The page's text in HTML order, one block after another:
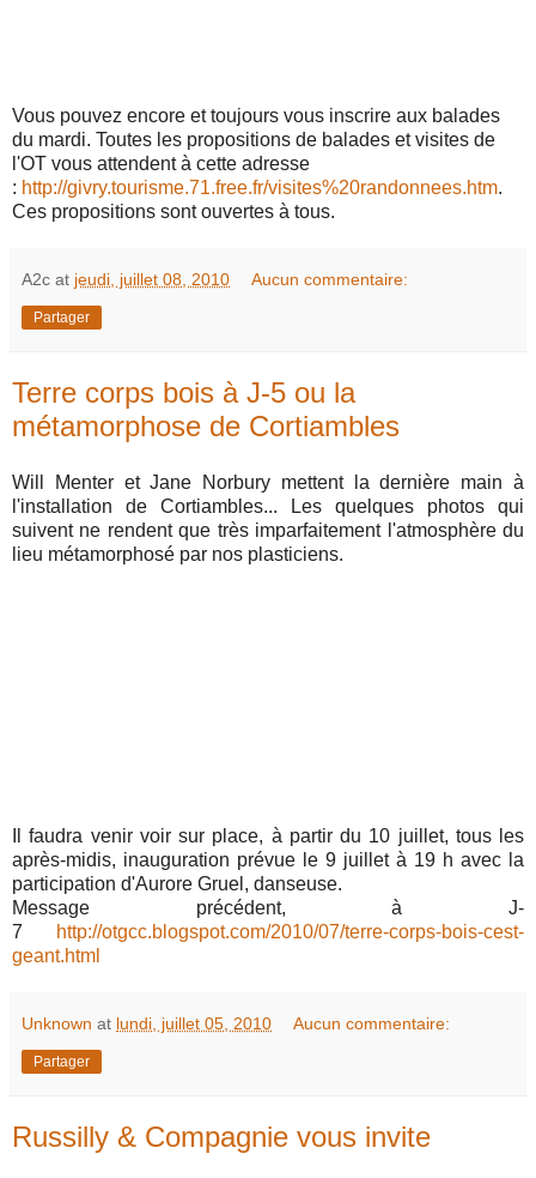
Vous pouvez encore et toujours vous inscrire aux balades
du mardi. Toutes les propositions de balades et visites de
l'OT vous attendent à cette adresse
: http://givry.tourisme.71.free.fr/visites%20randonnees.htm.
Ces propositions sont ouvertes à tous.
A2c at jeudi, juillet 08, 2010 Aucun commentaire:
Partager
Terre corps bois à J-5 ou la
métamorphose de Cortiambles
Will Menter et Jane Norbury mettent la dernière main à
l'installation de Cortiambles... Les quelques photos qui
suivent ne rendent que très imparfaitement l'atmosphère du
lieu métamorphosé par nos plasticiens.
Il faudra venir voir sur place, à partir du 10 juillet, tous les
après-midis, inauguration prévue le 9 juillet à 19 h avec la
participation d'Aurore Gruel, danseuse.
Message précédent, à J-
7
http://otgcc.blogspot.com/2010/07/terre-corps-bois-cest-
geant.html
Unknown at lundi, juillet 05, 2010 Aucun commentaire:
Partager
Russilly & Compagnie vous invite